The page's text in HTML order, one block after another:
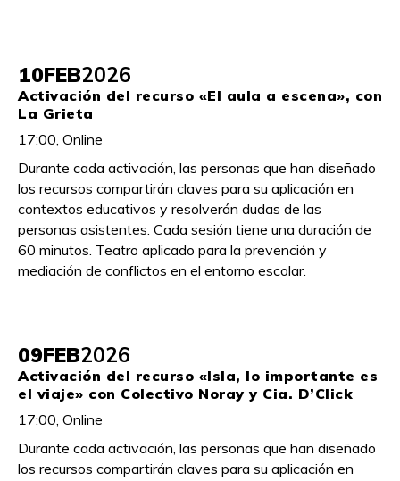
10FEB2026
Activación del recurso «El aula a escena», con
La Grieta
17:00, Online
Durante cada activación, las personas que han diseñado
los recursos compartirán claves para su aplicación en
contextos educativos y resolverán dudas de las
personas asistentes. Cada sesión tiene una duración de
60 minutos. Teatro aplicado para la prevención y
mediación de conflictos en el entorno escolar.
09FEB2026
Activación del recurso «Isla, lo importante es
el viaje» con Colectivo Noray y Cia. D’Click
17:00, Online
Durante cada activación, las personas que han diseñado
los recursos compartirán claves para su aplicación en